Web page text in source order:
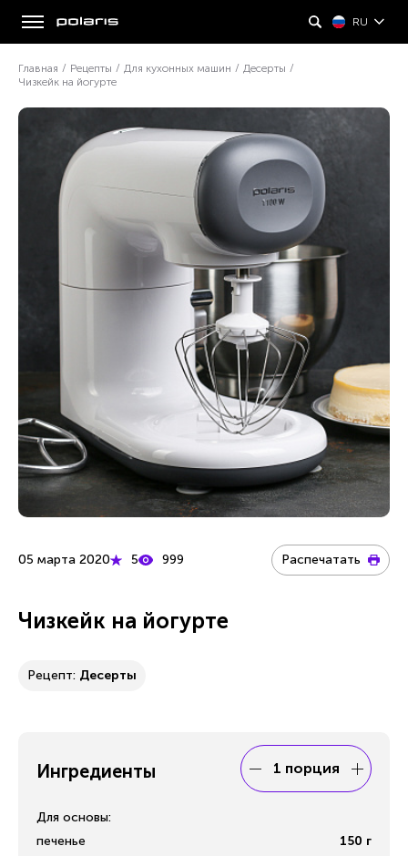
RU
Главная / Рецепты / Для кухонных машин / Десерты /
Чизкейк на йогурте
05 марта 2020 5 999 Распечатать
Чизкейк на йогурте
Рецепт: Десерты
Ингредиенты 1 порция
Для основы:
печенье
150 г